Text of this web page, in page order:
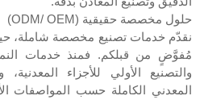
حلول مخصصة حقيقية (ODM/ OEM)
نقدّم خدمات تصنيع مخصصة شاملة،
مُفوَّضٍ من قبلكم. فمنذ خدمات
والتصنيع الأولي للأجزاء